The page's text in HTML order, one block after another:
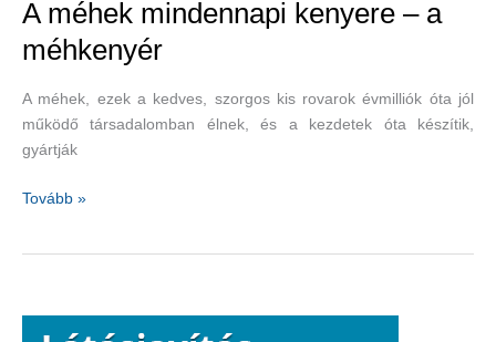
A méhek mindennapi kenyere – a
méhkenyér
A méhek, ezek a kedves, szorgos kis rovarok évmilliók óta jól
működő társadalomban élnek, és a kezdetek óta készítik,
gyártják
A
Tovább »